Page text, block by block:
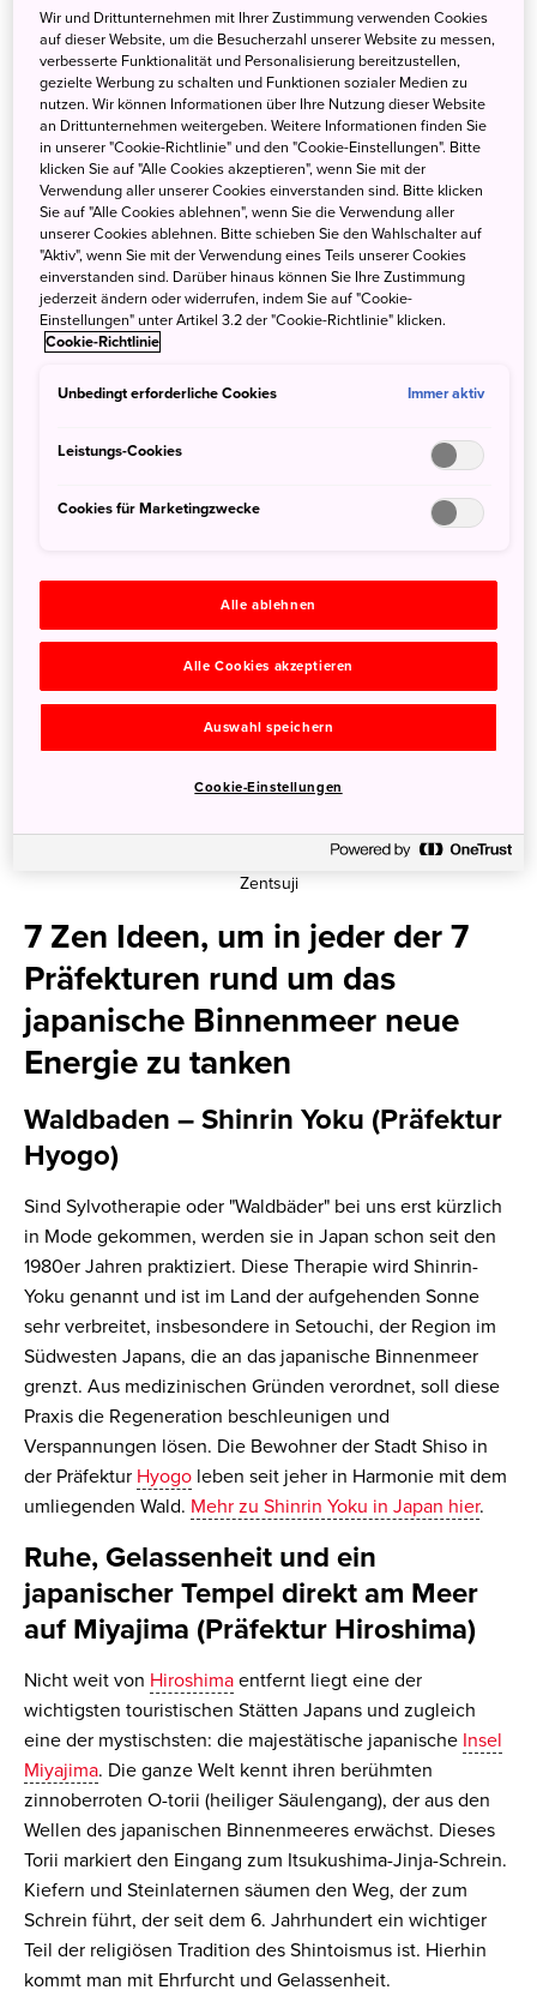
… oder Schlafen wie ein Pilger
auf dem Shikoku Pilgerweg
Ein japanischer Tempel, der auf der Reise nach Japan zur
Übernachtung einlädt ist zum Beispiel derZentsujiTempel
in der Präfektur Kagawa auf Shikoku. Dieser Tempel ist der
75. auf demShikoku Pilgerweg, der 88 Tempel rund um
die japanische Insel Shikoku verbindet. Er ist sowohl einer
der wichtigsten Tempel der Pilgerreise, als auch einer der
wichtigsten Tempel des Shingon-Zweiges des
Buddhismus. Die Kultstätte ist riesig und umfasst mehrere
religiöse Gebäude, wie eine wunderschöne 5-stöckige
Pagode. Schon ab 65 € pro Nacht werden Betten für
die rein vegetarische Buddhistische Küche Shojin Ryori.
Zentsuji
7 Zen Ideen, um in jeder der 7
Präfekturen rund um das
japanische Binnenmeer neue
Energie zu tanken
Waldbaden – Shinrin Yoku (Präfektur
Hyogo)
Sind Sylvotherapie oder "Waldbäder" bei uns erst kürzlich
in Mode gekommen, werden sie in Japan schon seit den
1980er Jahren praktiziert. Diese Therapie wird Shinrin-
Yoku genannt und ist im Land der aufgehenden Sonne
sehr verbreitet, insbesondere in Setouchi, der Region im
Südwesten Japans, die an das japanische Binnenmeer
grenzt. Aus medizinischen Gründen verordnet, soll diese
Praxis die Regeneration beschleunigen und
Verspannungen lösen. Die Bewohner der Stadt Shiso in
der Präfektur Hyogo leben seit jeher in Harmonie mit dem
umliegenden Wald. Mehr zu Shinrin Yoku in Japan hier.
Ruhe, Gelassenheit und ein
japanischer Tempel direkt am Meer
auf Miyajima (Präfektur Hiroshima)
Nicht weit von Hiroshima entfernt liegt eine der
wichtigsten touristischen Stätten Japans und zugleich
eine der mystischsten: die majestätische japanische Insel
Miyajima. Die ganze Welt kennt ihren berühmten
zinnoberroten O-torii (heiliger Säulengang), der aus den
Wellen des japanischen Binnenmeeres erwächst. Dieses
Torii markiert den Eingang zum Itsukushima-Jinja-Schrein.
Kiefern und Steinlaternen säumen den Weg, der zum
Schrein führt, der seit dem 6. Jahrhundert ein wichtiger
Teil der religiösen Tradition des Shintoismus ist. Hierhin
kommt man mit Ehrfurcht und Gelassenheit.
Wir und Drittunternehmen mit Ihrer Zustimmung verwenden Cookies
auf dieser Website, um die Besucherzahl unserer Website zu messen,
verbesserte Funktionalität und Personalisierung bereitzustellen,
gezielte Werbung zu schalten und Funktionen sozialer Medien zu
nutzen. Wir können Informationen über Ihre Nutzung dieser Website
an Drittunternehmen weitergeben. Weitere Informationen finden Sie
in unserer "Cookie-Richtlinie" und den "Cookie-Einstellungen". Bitte
klicken Sie auf "Alle Cookies akzeptieren", wenn Sie mit der
Verwendung aller unserer Cookies einverstanden sind. Bitte klicken
Sie auf "Alle Cookies ablehnen", wenn Sie die Verwendung aller
unserer Cookies ablehnen. Bitte schieben Sie den Wahlschalter auf
"Aktiv", wenn Sie mit der Verwendung eines Teils unserer Cookies
einverstanden sind. Darüber hinaus können Sie Ihre Zustimmung
jederzeit ändern oder widerrufen, indem Sie auf "Cookie-
Einstellungen" unter Artikel 3.2 der "Cookie-Richtlinie" klicken.
Cookie-Richtlinie
Unbedingt erforderliche Cookies Immer aktiv
Leistungs-Cookies
Cookies für Marketingzwecke
Alle ablehnen
Alle Cookies akzeptieren
Auswahl speichern
Cookie-Einstellungen